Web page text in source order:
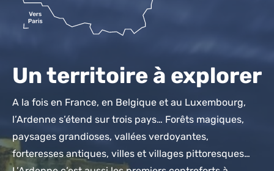
Un territoire à explorer
A la fois en France, en Belgique et au Luxembourg,
l’Ardenne s’étend sur trois pays… Forêts magiques,
paysages grandioses, vallées verdoyantes,
forteresses antiques, villes et villages pittoresques…